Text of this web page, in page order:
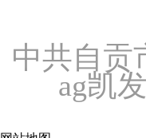
中共自贡
ag凯